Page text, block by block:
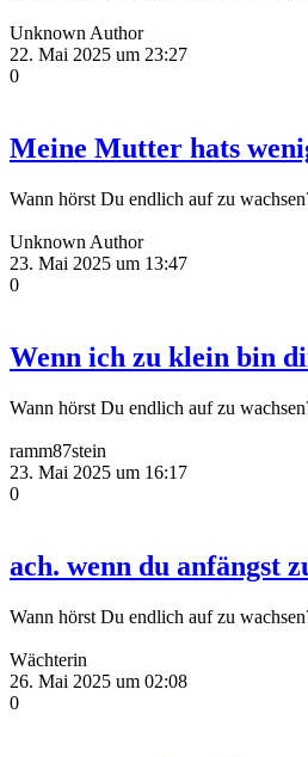
Unknown Author
22. Mai 2025 um 23:27
0
Meine Mutter hats
Wann hörst Du endlich auf zu
Unknown Author
23. Mai 2025 um 13:47
0
Wenn ich zu klein bin
Wann hörst Du endlich auf zu
ramm87stein
23. Mai 2025 um 16:17
0
ach. wenn du anfängst
Wann hörst Du endlich auf zu
Wächterin
26. Mai 2025 um 02:08
0